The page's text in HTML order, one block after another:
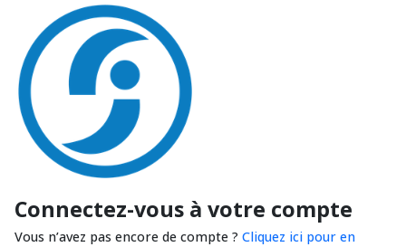
Connectez-vous à votre compte
Vous n’avez pas encore de compte ? Cliquez ici pour en